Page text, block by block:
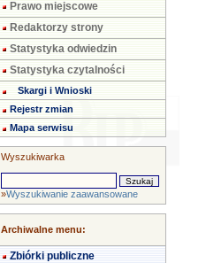
Prawo miejscowe
Redaktorzy strony
Statystyka odwiedzin
Statystyka czytalności
Skargi i Wnioski
Rejestr zmian
Mapa serwisu
Wyszukiwarka
»Wyszukiwanie zaawansowane
Archiwalne menu:
Zbiórki publiczne